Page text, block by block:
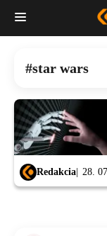
star wars
Redakcia 28.